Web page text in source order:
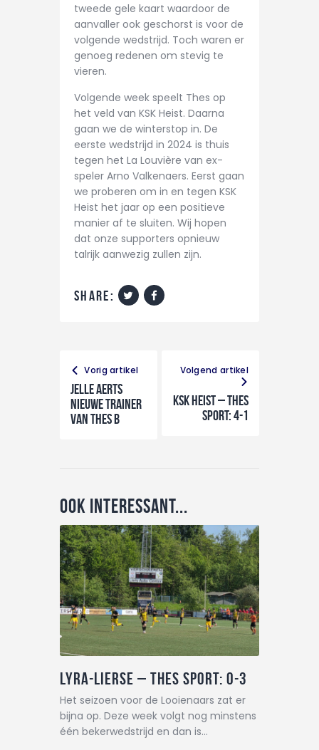
tweede gele kaart waardoor de
aanvaller ook geschorst is voor de
volgende wedstrijd. Toch waren er
genoeg redenen om stevig te
vieren.
Volgende week speelt Thes op
het veld van KSK Heist. Daarna
gaan we de winterstop in. De
eerste wedstrijd in 2024 is thuis
tegen het La Louvière van ex-
speler Arno Valkenaers. Eerst gaan
we proberen om in en tegen KSK
Heist het jaar op een positieve
manier af te sluiten. Wij hopen
dat onze supporters opnieuw
talrijk aanwezig zullen zijn.
share:
Vorig artikel
Jelle Aerts
nieuwe trainer
van THES B
Volgend artikel
KSK Heist – THES
Sport: 4-1
Ook interessant...
Lyra-Lierse – THES Sport: 0-3
Het seizoen voor de Looienaars zat er
bijna op. Deze week volgt nog minstens
één bekerwedstrijd en dan is…